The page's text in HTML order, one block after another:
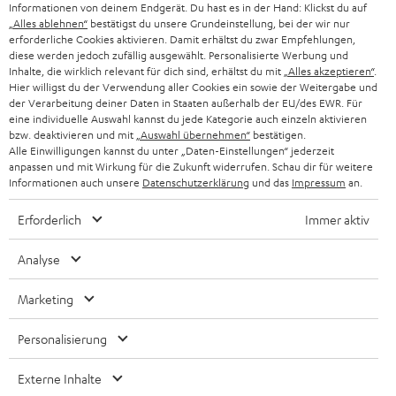
SMART HOME
BLUETOOTH-LAUTSPRECHER
KOPFHÖRER
BLUETOOTH-KOPFHÖRER
STEREOANLAGEN
GESCHÄFTSKUNDEN
PARTNERPROGRAMM
BLOG
NEWSLETTER
STORES
DEINE VORTEILE BEI TEUFEL
TEUFEL STORY
UNSER MANAGEMENT
NACHHALTIGKEIT
UNSERE WERTE
ÖSTERREICH
SCHWEIZ
NIEDERLANDE
BELGIEN
FRANKREICH
SPANIEN
ITALIEN
Fotos abgebildete Zubehör ist nicht im Lieferumfang enthalten. Etwaige
Informationen von deinem Endgerät. Du hast es in der Hand: Klickst du auf
„Alles ablehnen“ bestätigst du unsere Grundeinstellung, bei der wir nur
erforderliche Cookies aktivieren. Damit erhältst du zwar Empfehlungen,
diese werden jedoch zufällig ausgewählt. Personalisierte Werbung und
Inhalte, die wirklich relevant für dich sind, erhältst du mit „Alles akzeptieren“.
Hier willigst du der Verwendung aller Cookies ein sowie der Weitergabe und
der Verarbeitung deiner Daten in Staaten außerhalb der EU/des EWR. Für
eine individuelle Auswahl kannst du jede Kategorie auch einzeln aktivieren
bzw. deaktivieren und mit „Auswahl übernehmen“ bestätigen.
Alle Einwilligungen kannst du unter „Daten-Einstellungen“ jederzeit
anpassen und mit Wirkung für die Zukunft widerrufen. Schau dir für weitere
Informationen auch unsere Datenschutzerklärung und das Impressum an.
Erforderlich Immer aktiv
Analyse
Marketing
Personalisierung
Externe Inhalte